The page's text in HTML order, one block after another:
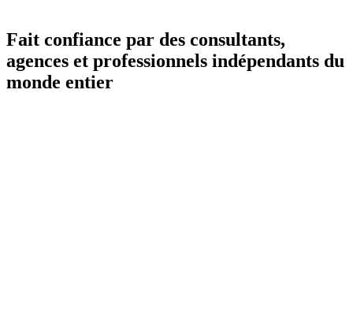
Fait confiance par des consultants,
agences et professionnels indépendants du
monde entier